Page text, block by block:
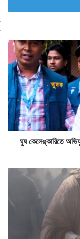
ঘুষ
কেলেঙ্কারিতে
অভিযুক্ত
ফটিকছড়ির
সেই
শিক্ষা
কর্মকর্তা
আজিমেল
কদর
ঘুষ কেলেঙ্কারিতে
নিন্দনীয়